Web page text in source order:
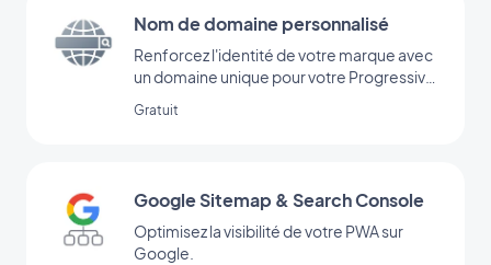
Nom de domaine personnalisé
Renforcez l'identité de votre marque avec
un domaine unique pour votre Progressive
Gratuit
Google Sitemap & Search Console
Optimisez la visibilité de votre PWA sur
Google.